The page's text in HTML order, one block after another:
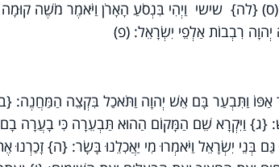
{לה} שישי וַיְהִי בִּנְסֹעַ הָאָרֹן וַיֹּאמֶר מֹשֶׁה קוּמָה
יְהוָה רִבְבוֹת אַלְפֵי יִשְׂרָאֵל: (פ)
אַפּוֹ וַתִּבְעַר בָּם אֵשׁ יְהוָה וַתֹּאכַל בִּקְצֵה הַמַּחֲנֶה:
{ג} וַיִּקְרָא שֵׁם הַמָּקוֹם הַהוּא תַּבְעֵרָה כִּי בָעֲרָה
בְּנֵי יִשְׂרָאֵל וַיֹּאמְרוּ מִי יַאֲכִלֵנוּ בָּשָׂר: {ה} זָכַרְנוּ